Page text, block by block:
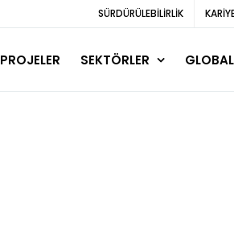
SÜRDÜRÜLEBİLİRLİK
PROJELER SEKTÖRLER